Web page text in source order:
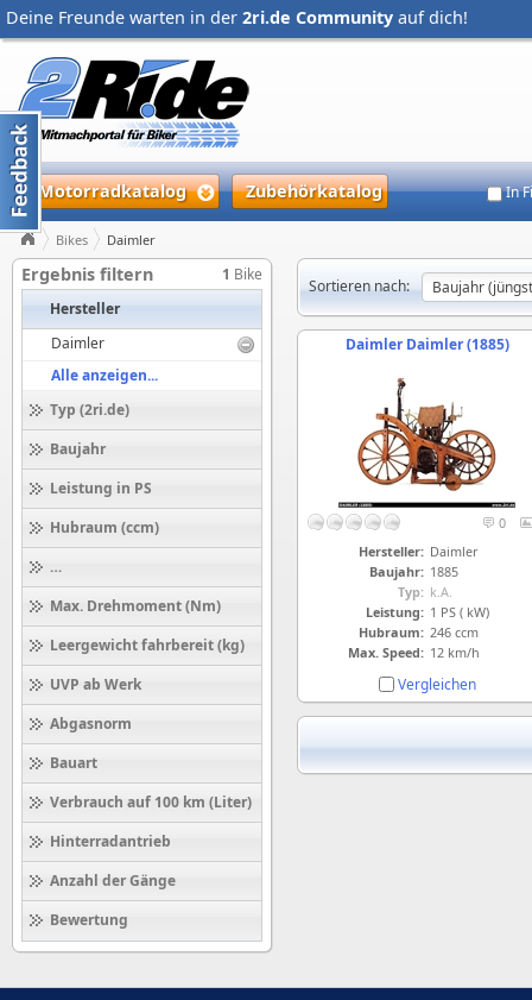
Deine Freunde warten in der 2ri.de Community auf dich!
Motorradkatalog Zubehörkatalog In
Bikes Daimler
Ergebnis filtern 1 Bike
Hersteller
Daimler
Alle anzeigen...
Typ (2ri.de)
Baujahr
Leistung in PS
Hubraum (ccm)
Höchstgeschwindigkeit (km/h)
Max. Drehmoment (Nm)
Leergewicht fahrbereit (kg)
UVP ab Werk
Abgasnorm
Bauart
Verbrauch auf 100 km (Liter)
Hinterradantrieb
Anzahl der Gänge
Bewertung
Sortieren nach:
Daimler Daimler (1885)
0
Hersteller: Daimler
Baujahr: 1885
Typ: k.A.
Leistung: 1 PS ( kW)
Hubraum: 246 ccm
Max. Speed: 12 km/h
Vergleichen